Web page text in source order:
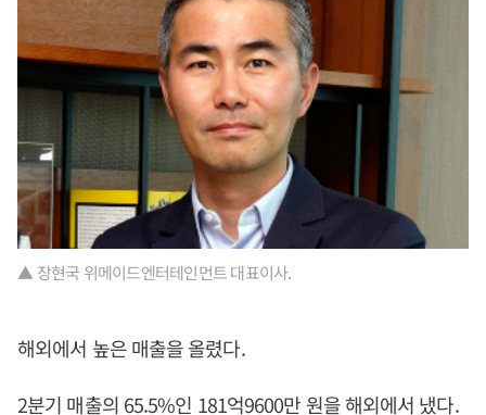
▲ 장현국 위메이드엔터테인먼트 대표이사.
해외에서 높은 매출을 올렸다.
2분기 매출의 65.5%인 181억9600만 원을 해외에서 냈다.